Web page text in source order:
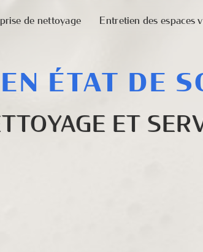
de nettoyage Entretien des espaces
ÉTAT DE
ET